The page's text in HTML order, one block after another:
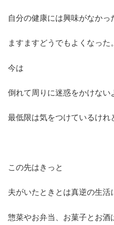
自分の健康には興味がなかっ
ますますどうでもよくなった。
今は
倒れて周りに迷惑をかけない
最低限は気をつけているけれ
この先はきっと
夫がいたときとは真逆の生活
惣菜やお弁当、お菓子とお酒